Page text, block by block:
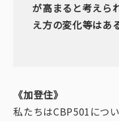
が高まると考えら
え方の変化等はあ
《加登住》
私たちはCBP501につ